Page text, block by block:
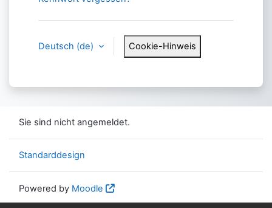
Deutsch ‎(de)‎ Cookie-Hinweis
Sie sind nicht angemeldet.
Standarddesign
Powered by Moodle